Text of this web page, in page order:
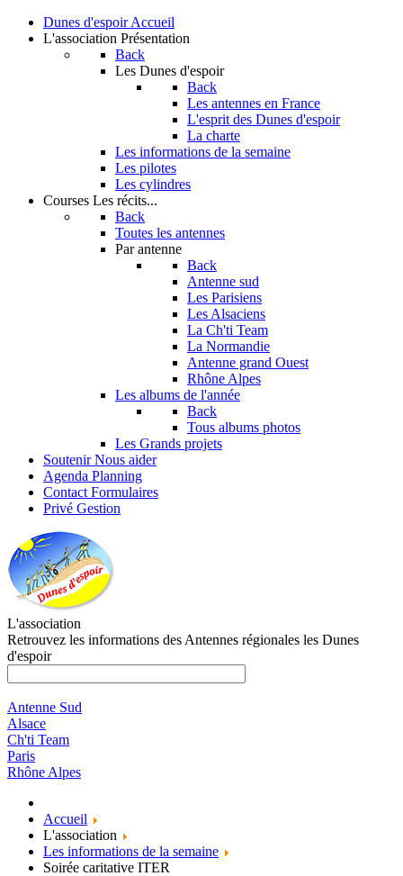
Dunes d'espoir Accueil
L'association Présentation
Back
Les Dunes d'espoir
Back
Les antennes en France
L'esprit des Dunes d'espoir
La charte
Les informations de la semaine
Les pilotes
Les cylindres
Courses Les récits...
Back
Toutes les antennes
Par antenne
Back
Antenne sud
Les Parisiens
Les Alsaciens
La Ch'ti Team
La Normandie
Antenne grand Ouest
Rhône Alpes
Les albums de l'année
Back
Tous albums photos
Les Grands projets
Soutenir Nous aider
Agenda Planning
Contact Formulaires
Privé Gestion
L'association
Retrouvez les informations des Antennes régionales les Dunes
d'espoir
Antenne Sud
Alsace
Ch'ti Team
Paris
Rhône Alpes
Accueil
L'association
Les informations de la semaine
Soirée caritative ITER